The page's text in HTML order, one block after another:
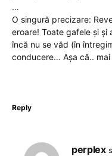
…
O singură precizare:
eroare! Toate gafele și
încă nu se văd (în
conducere… Așa că..
Reply
perplex